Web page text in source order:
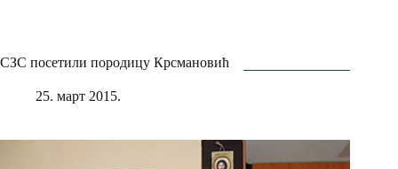
СЗС посетили породицу Крсмановић
25. март 2015.